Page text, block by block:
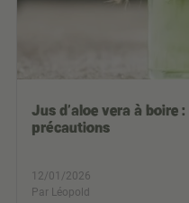
Jus d’aloe vera à boire
précautions
12/01/2026
Par Léopold